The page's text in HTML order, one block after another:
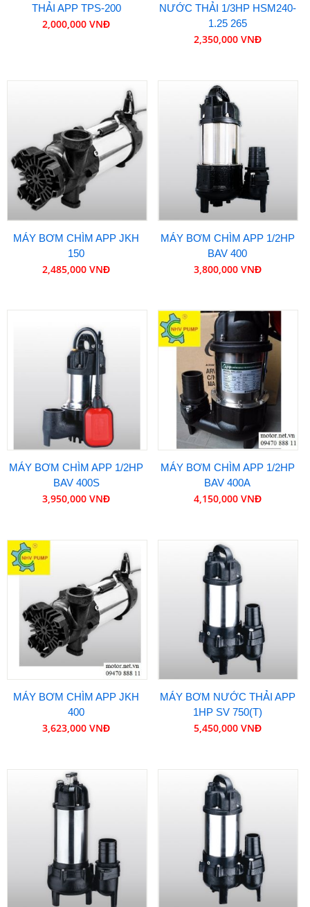
THẢI APP TPS-200
2,000,000 VNĐ
NƯỚC THẢI 1/3HP HSM240-
1.25 265
2,350,000 VNĐ
MÁY BƠM CHÌM APP JKH
150
2,485,000 VNĐ
MÁY BƠM CHÌM APP 1/2HP
BAV 400
3,800,000 VNĐ
MÁY BƠM CHÌM APP 1/2HP
BAV 400S
3,950,000 VNĐ
MÁY BƠM CHÌM APP 1/2HP
BAV 400A
4,150,000 VNĐ
MÁY BƠM CHÌM APP JKH
400
3,623,000 VNĐ
MÁY BƠM NƯỚC THẢI APP
1HP SV 750(T)
5,450,000 VNĐ